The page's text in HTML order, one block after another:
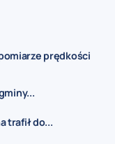
prędkości
trafił do...